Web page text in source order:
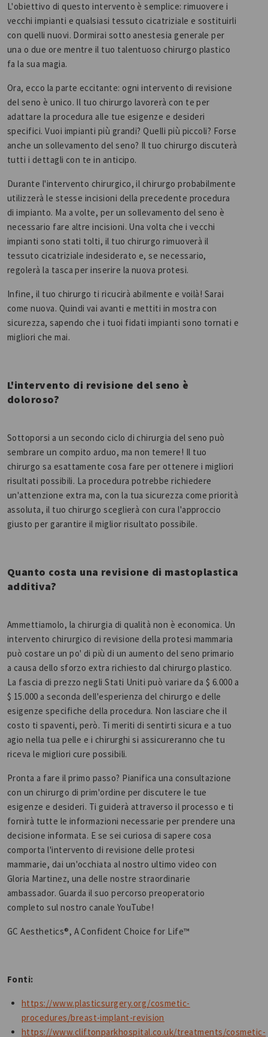
L'obiettivo di questo intervento è semplice: rimuovere i
vecchi impianti e qualsiasi tessuto cicatriziale e sostituirli
con quelli nuovi. Dormirai sotto anestesia generale per
una o due ore mentre il tuo talentuoso chirurgo plastico
fa la sua magia.
Ora, ecco la parte eccitante: ogni intervento di revisione
del seno è unico. Il tuo chirurgo lavorerà con te per
adattare la procedura alle tue esigenze e desideri
specifici. Vuoi impianti più grandi? Quelli più piccoli? Forse
anche un sollevamento del seno? Il tuo chirurgo discuterà
tutti i dettagli con te in anticipo.
Durante l'intervento chirurgico, il chirurgo probabilmente
utilizzerà le stesse incisioni della precedente procedura
di impianto. Ma a volte, per un sollevamento del seno è
necessario fare altre incisioni. Una volta che i vecchi
impianti sono stati tolti, il tuo chirurgo rimuoverà il
tessuto cicatriziale indesiderato e, se necessario,
regolerà la tasca per inserire la nuova protesi.
Infine, il tuo chirurgo ti ricucirà abilmente e voilà! Sarai
come nuova. Quindi vai avanti e mettiti in mostra con
sicurezza, sapendo che i tuoi fidati impianti sono tornati e
migliori che mai.
L'intervento di revisione del seno è
doloroso?
Sottoporsi a un secondo ciclo di chirurgia del seno può
sembrare un compito arduo, ma non temere! Il tuo
chirurgo sa esattamente cosa fare per ottenere i migliori
risultati possibili. La procedura potrebbe richiedere
un'attenzione extra ma, con la tua sicurezza come priorità
assoluta, il tuo chirurgo sceglierà con cura l'approccio
giusto per garantire il miglior risultato possibile.
Quanto costa una revisione di mastoplastica
additiva?
Ammettiamolo, la chirurgia di qualità non è economica. Un
intervento chirurgico di revisione della protesi mammaria
può costare un po' di più di un aumento del seno primario
a causa dello sforzo extra richiesto dal chirurgo plastico.
La fascia di prezzo negli Stati Uniti può variare da $ 6.000 a
$ 15.000 a seconda dell'esperienza del chirurgo e delle
esigenze specifiche della procedura. Non lasciare che il
costo ti spaventi, però. Ti meriti di sentirti sicura e a tuo
agio nella tua pelle e i chirurghi si assicureranno che tu
riceva le migliori cure possibili.
Pronta a fare il primo passo? Pianifica una consultazione
con un chirurgo di prim'ordine per discutere le tue
esigenze e desideri. Ti guiderà attraverso il processo e ti
fornirà tutte le informazioni necessarie per prendere una
decisione informata. E se sei curiosa di sapere cosa
comporta l'intervento di revisione delle protesi
mammarie, dai un'occhiata al nostro ultimo video con
Gloria Martinez, una delle nostre straordinarie
ambassador. Guarda il suo percorso preoperatorio
completo sul nostro canale YouTube!
GC Aesthetics®, A Confident Choice for Life™
Fonti:
https://www.plasticsurgery.org/cosmetic-
procedures/breast-implant-revision
https://www.cliftonparkhospital.co.uk/treatments/cosmetic-